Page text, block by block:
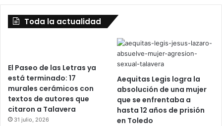
Toda la actualidad
El Paseo de las Letras ya
está terminado: 17
murales cerámicos con
textos de autores que
citaron a Talavera
31 julio, 2026
Aequitas Legis logra la
absolución de una mujer
que se enfrentaba a
hasta 12 años de prisión
en Toledo